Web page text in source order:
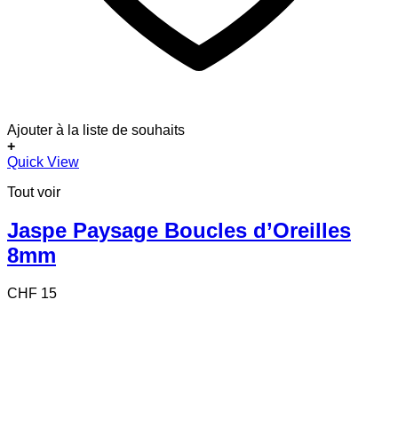
Ajouter à la liste de souhaits
+
Quick View
Tout voir
Jaspe Paysage Boucles d’Oreilles
8mm
CHF 15